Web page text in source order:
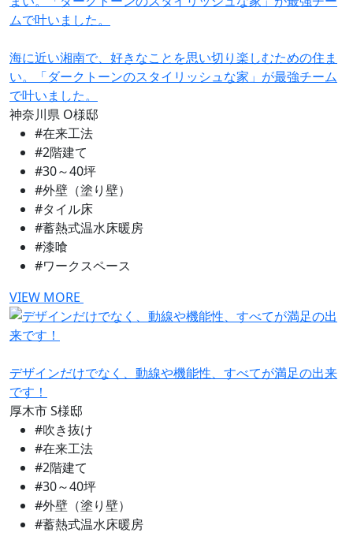
海に近い湘南で、好きなことを思い切り楽しむための住ま
い。「ダークトーンのスタイリッシュな家」が最強チーム
で叶いました。
神奈川県 O様邸
#在来工法
#2階建て
#30～40坪
#外壁（塗り壁）
#タイル床
#蓄熱式温水床暖房
#漆喰
#ワークスペース
VIEW MORE
デザインだけでなく、動線や機能性、すべてが満足の出来
です！
厚木市S様邸
#吹き抜け
#在来工法
#2階建て
#30～40坪
#外壁（塗り壁）
#蓄熱式温水床暖房